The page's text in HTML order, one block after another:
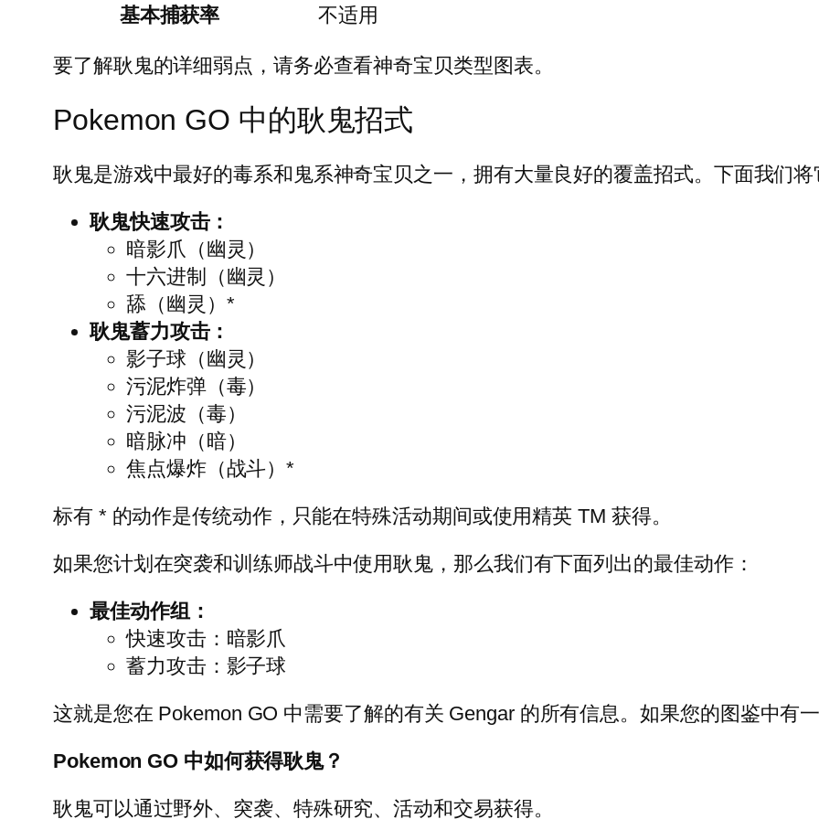
基本捕获率 不适用
要了解耿鬼的详细弱点，请务必查看神奇宝贝类型图表。
Pokemon GO 中的耿鬼招式
耿鬼是游戏中最好的毒系和鬼系神奇宝贝之一，拥有大量良好的覆盖招式。下面我们将
耿鬼快速攻击：
暗影爪（幽灵）
十六进制（幽灵）
舔（幽灵）*
耿鬼蓄力攻击：
影子球（幽灵）
污泥炸弹（毒）
污泥波（毒）
暗脉冲（暗）
焦点爆炸（战斗）*
标有 * 的动作是传统动作，只能在特殊活动期间或使用精英 TM 获得。
如果您计划在突袭和训练师战斗中使用耿鬼，那么我们有下面列出的最佳动作：
最佳动作组：
快速攻击：暗影爪
蓄力攻击：影子球
这就是您在 Pokemon GO 中需要了解的有关 Gengar 的所有信息。如果您的图鉴中有
Pokemon GO 中如何获得耿鬼？
耿鬼可以通过野外、突袭、特殊研究、活动和交易获得。